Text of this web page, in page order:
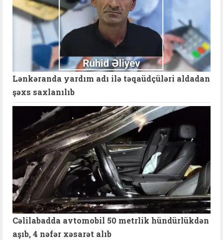
Lənkəranda yardım adı ilə təqaüdçüləri aldadan
şəxs saxlanılıb
Cəlilabadda avtomobil 50 metrlik hündürlükdən
aşıb, 4 nəfər xəsarət alıb